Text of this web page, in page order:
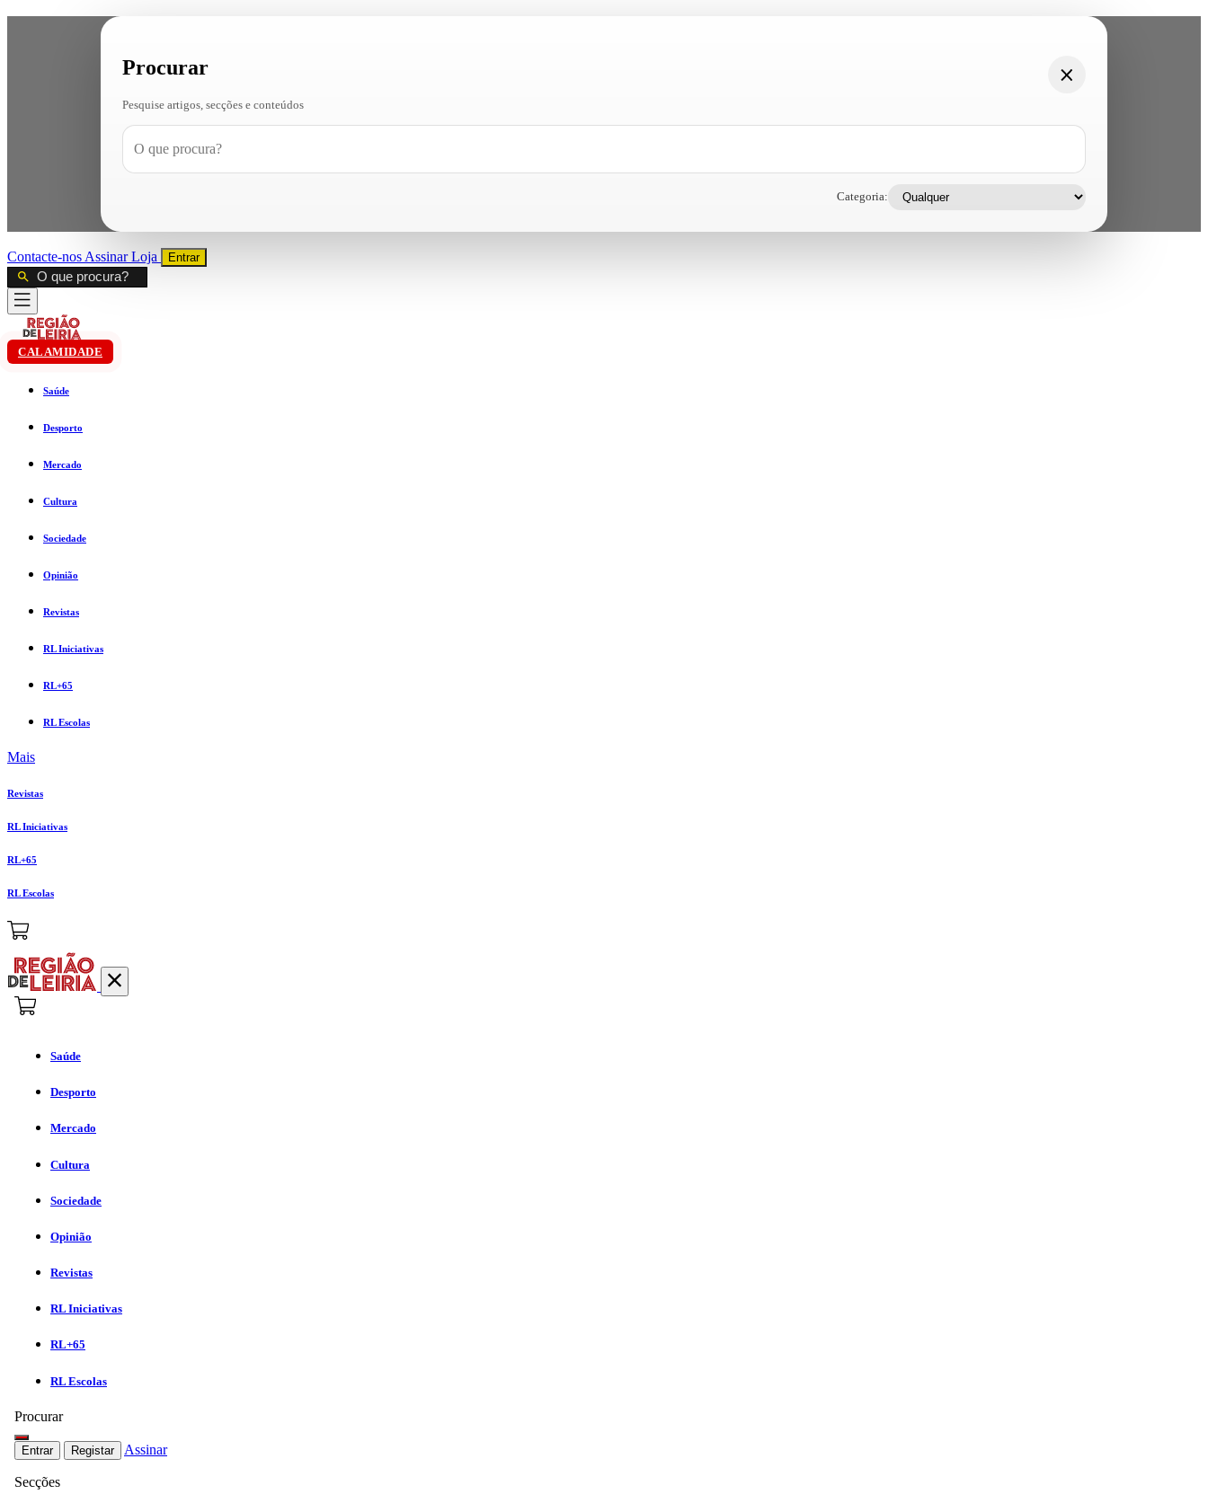
Procurar
Pesquise artigos, secções e conteúdos
Categoria:
Contacte-nos AssinarLoja Entrar
CALAMIDADE
Saúde
Desporto
Mercado
Cultura
Sociedade
Opinião
Revistas
RL Iniciativas
RL+65
RL Escolas
Mais
Revistas
RL Iniciativas
RL+65
RL Escolas
Saúde
Desporto
Mercado
Cultura
Sociedade
Opinião
Revistas
RL Iniciativas
RL+65
RL Escolas
Procurar
Entrar Registar Assinar
Secções